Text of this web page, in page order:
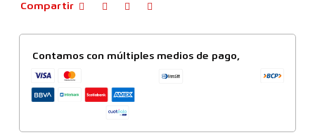
Compartir
Contamos con múltiples medios de pago,